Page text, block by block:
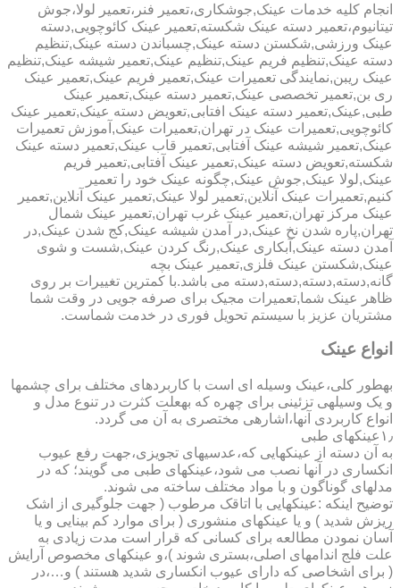
انجام کلیه خدمات عینک,جوشکاری،تعمیر فنر،تعمیر لولا،جوش
تیتانیوم،تعمیر دسته عینک شکسته,تعمیر عینک کائوچویی,دسته
عینک ورزشی,شکستن دسته عینک,چسباندن دسته عینک,تنظیم
دسته عینک,تنظیم فریم عینک,تنظیم عینک,تعمیر شیشه عینک,تنظیم
عینک ریبن,نمایندگی تعمیرات عینک,تعمیر فریم عینک,تعمیر عینک
ری بن,تعمیر تخصصی عینک,تعمیر دسته عینک,تعمیر عینک
طبی,عینک,تعمیر دسته عینک افتابی,تعویض دسته عینک,تعمیر عینک
کائوچویی,تعمیرات عینک در تهران,تعمیرات عینک,آموزش تعمیرات
عینک,تعمیر شیشه عینک آفتابی,تعمیر قاب عینک,تعمیر دسته عینک
شکسته,تعویض دسته عینک,تعمیر عینک آفتابی,تعمیر فریم
عینک,لولا عینک,جوش عینک,چگونه عینک خود را تعمیر
کنیم,تعمیرات عینک آنلاین,تعمیر لولا عینک,تعمیر عینک آنلاین,تعمیر
عینک مرکز تهران,تعمیر عینک غرب تهران,تعمیر عینک شمال
تهران,پاره شدن نخ عینک,در آمدن شیشه عینک,کج شدن عینک,در
آمدن دسته عینک,آبکاری عینک,رنگ کردن عینک,شست و شوی
عینک,شکستن عینک فلزی,تعمیر عینک بچه
گانه,دسته,دسته,دسته,دسته می باشد.با کمترین تغییرات بر روی
ظاهر عینک شما,تعمیرات مجیک برای صرفه جویی در وقت شما
مشتریان عزیز با سیستم تحویل فوری در خدمت شماست.
انواع عینک
به­طور کلی،عینک وسیله ای است با کاربردهای مختلف برای چشمها
و یک وسیله­ی تزئینی برای چهره که به­علت کثرت در تنوع مدل و
انواع کاربردی آنها،اشاره­ی مختصری به آن می گردد.
۱٫عینکهای طبی
به آن دسته از عینکهایی که،عدسیهای تجویزی،جهت رفع عیوب
انکساری در آنها نصب می شود،عینکهای طبی می گویند؛ که در
مدلهای گوناگون و با مواد مختلف ساخته می شوند.
توضیح اینکه :عینکهایی با اتاقک مرطوب ( جهت جلوگیری از اشک
ریزش شدید ) و یا عینکهای منشوری ( برای موارد کم بینایی و یا
آسان نمودن مطالعه برای کسانی که قرار است مدت زیادی به
علت فلج اندامهای اصلی،بستری شوند )،و عینکهای مخصوص آرایش
( برای اشخاصی که دارای عیوب انکساری شدید هستند ) و…،در